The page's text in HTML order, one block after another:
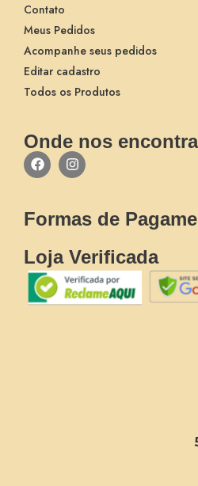
Contato
Meus Pedidos
Acompanhe seus pedidos
Editar cadastro
Todos os Produtos
Onde nos
Formas de
Loja Verificada